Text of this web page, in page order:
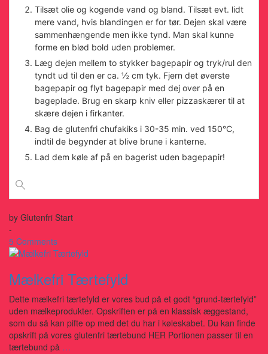
Tilsæt olie og kogende vand og bland. Tilsæt evt. lidt
mere vand, hvis blandingen er for tør. Dejen skal være
sammenhængende men ikke tynd. Man skal kunne
forme en blød bold uden problemer.
Læg dejen mellem to stykker bagepapir og tryk/rul den
tyndt ud til den er ca. ½ cm tyk. Fjern det øverste
bagepapir og flyt bagepapir med dej over på en
bageplade. Brug en skarp kniv eller pizzaskærer til at
skære dejen i firkanter.
Bag de glutenfri chufakiks i 30-35 min. ved 150°C,
indtil de begynder at blive brune i kanterne.
Lad dem køle af på en bagerist uden bagepapir!
by Glutenfri Start
-
5 Comments
Mælkefri Tærtefyld
Dette mælkefri tærtefyld er vores bud på et godt “grund-tærtefyld”
uden mælkeprodukter. Opskriften er på en klassisk æggestand,
som du så kan pifte op med det du har i køleskabet. Du kan finde
opskrift på vores glutenfri tærtebund HER Portionen passer til en
tærtebund på …